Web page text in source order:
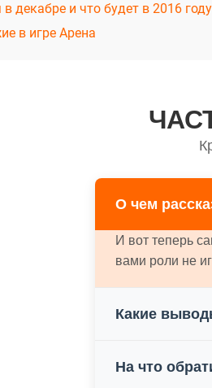
декабре и что будет в 2016 году
в игре Арена
О чем
И вот теперь
вами роли не
Какие
На что